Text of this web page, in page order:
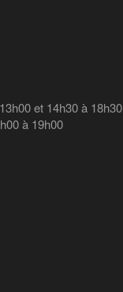
et 14h30 à 18h30
à 19h00